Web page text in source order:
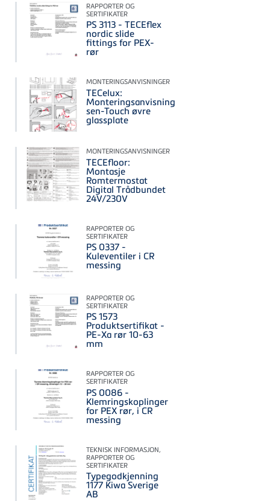
RAPPORTER OG
SERTIFIKATER
PS 3113 - TECEflex
nordic slide
fittings for PEX-
rør
MONTERINGSANVISNINGER
TECelux:
Monteringsanvisning
sen-Touch øvre
glassplate
MONTERINGSANVISNINGER
TECEfloor:
Montasje
Romtermostat
Digital Trådbundet
24V/230V
RAPPORTER OG
SERTIFIKATER
PS 0337 -
Kuleventiler i CR
messing
RAPPORTER OG
SERTIFIKATER
PS 1573
Produktsertifikat -
PE-Xa rør 10-63
mm
RAPPORTER OG
SERTIFIKATER
PS 0086 -
Klemringskoplinger
for PEX rør, i CR
messing
TEKNISK INFORMASJON,
RAPPORTER OG
SERTIFIKATER
Typegodkjenning
1177 Kiwa Sverige
AB